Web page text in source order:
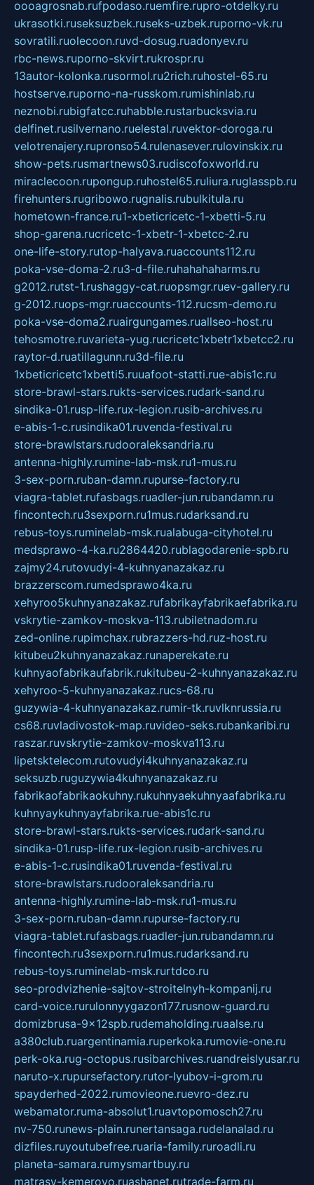
oooagrosnab.rufpodaso.ruemfire.rupro-otdelky.ru
ukrasotki.ruseksuzbek.ruseks-uzbek.ruporno-vk.ru
sovratili.ruolecoon.ruvd-dosug.ruadonyev.ru
rbc-news.ruporno-skvirt.rukrospr.ru
13autor-kolonka.rusormol.ru2rich.ruhostel-65.ru
hostserve.ruporno-na-russkom.rumishinlab.ru
neznobi.rubigfatcc.ruhabble.rustarbucksvia.ru
delfinet.rusilvernano.ruelestal.ruvektor-doroga.ru
velotrenajery.rupronso54.rulenasever.rulovinskix.ru
show-pets.rusmartnews03.rudiscofoxworld.ru
miraclecoon.rupongup.ruhostel65.ruliura.ruglasspb.ru
firehunters.rugribowo.rugnalis.rubulkitula.ru
hometown-france.ru1-xbeticricetc-1-xbetti-5.ru
shop-garena.rucricetc-1-xbetr-1-xbetcc-2.ru
one-life-story.rutop-halyava.ruaccounts112.ru
poka-vse-doma-2.ru3-d-file.ruhahahaharms.ru
g2012.rutst-1.rushaggy-cat.ruopsmgr.ruev-gallery.ru
g-2012.ruops-mgr.ruaccounts-112.rucsm-demo.ru
poka-vse-doma2.ruairgungames.ruallseo-host.ru
tehosmotre.ruvarieta-yug.rucricetc1xbetr1xbetcc2.ru
raytor-d.ruatillagunn.ru3d-file.ru
1xbeticricetc1xbetti5.ruuafoot-statti.rue-abis1c.ru
store-brawl-stars.rukts-services.rudark-sand.ru
sindika-01.rusp-life.rux-legion.rusib-archives.ru
e-abis-1-c.rusindika01.ruvenda-festival.ru
store-brawlstars.rudooraleksandria.ru
antenna-highly.rumine-lab-msk.ru1-mus.ru
3-sex-porn.ruban-damn.rupurse-factory.ru
viagra-tablet.rufasbags.ruadler-jun.rubandamn.ru
fincontech.ru3sexporn.ru1mus.rudarksand.ru
rebus-toys.ruminelab-msk.rualabuga-cityhotel.ru
medsprawo-4-ka.ru2864420.rublagodarenie-spb.ru
zajmy24.rutovudyi-4-kuhnyanazakaz.ru
brazzerscom.rumedsprawo4ka.ru
xehyroo5kuhnyanazakaz.rufabrikayfabrikaefabrika.ru
vskrytie-zamkov-moskva-113.rubiletnadom.ru
zed-online.rupimchax.rubrazzers-hd.ruz-host.ru
kitubeu2kuhnyanazakaz.runaperekate.ru
kuhnyaofabrikaufabrik.rukitubeu-2-kuhnyanazakaz.ru
xehyroo-5-kuhnyanazakaz.rucs-68.ru
guzywia-4-kuhnyanazakaz.rumir-tk.ruvlknrussia.ru
cs68.ruvladivostok-map.ruvideo-seks.rubankaribi.ru
raszar.ruvskrytie-zamkov-moskva113.ru
lipetsktelecom.rutovudyi4kuhnyanazakaz.ru
seksuzb.ruguzywia4kuhnyanazakaz.ru
fabrikaofabrikaokuhny.rukuhnyaekuhnyaafabrika.ru
kuhnyaykuhnyayfabrika.rue-abis1c.ru
store-brawl-stars.rukts-services.rudark-sand.ru
sindika-01.rusp-life.rux-legion.rusib-archives.ru
e-abis-1-c.rusindika01.ruvenda-festival.ru
store-brawlstars.rudooraleksandria.ru
antenna-highly.rumine-lab-msk.ru1-mus.ru
3-sex-porn.ruban-damn.rupurse-factory.ru
viagra-tablet.rufasbags.ruadler-jun.rubandamn.ru
fincontech.ru3sexporn.ru1mus.rudarksand.ru
rebus-toys.ruminelab-msk.rurtdco.ru
seo-prodvizhenie-sajtov-stroitelnyh-kompanij.ru
card-voice.rurulonnyygazon177.rusnow-guard.ru
domizbrusa-9x12spb.rudemaholding.ruaalse.ru
a380club.ruargentinamia.ruperkoka.rumovie-one.ru
perk-oka.rug-octopus.rusibarchives.ruandreislyusar.ru
naruto-x.rupursefactory.rutor-lyubov-i-grom.ru
spayderhed-2022.rumovieone.ruevro-dez.ru
webamator.ruma-absolut1.ruavtopomosch27.ru
nv-750.runews-plain.runertansaga.rudelanalad.ru
dizfiles.ruyoutubefree.ruaria-family.ruroadli.ru
planeta-samara.rumysmartbuy.ru
matrasy-kemerovo.ruashanet.rutrade-farm.ru